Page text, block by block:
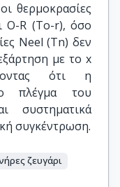
θερμοκρασίες
O-R (To-r), όσο
Neel (Tn) δεν
με το x
ότι η
πλέγμα του
συστηματικά
συγκέντρωση.
ζευγάρι